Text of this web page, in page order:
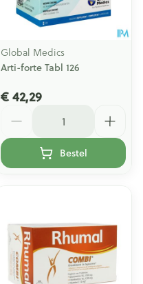
Global Medics
Arti-forte Tabl 126
€ 42,29
Bestel